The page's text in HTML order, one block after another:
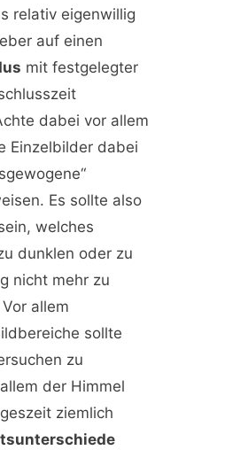
relativ eigenwillig
auf einen
mit festgelegter
dabei vor allem
Einzelbilder dabei
Es sollte also
welches
dunklen oder zu
nicht mehr zu
allem
sollte
zu
der Himmel
ziemlich